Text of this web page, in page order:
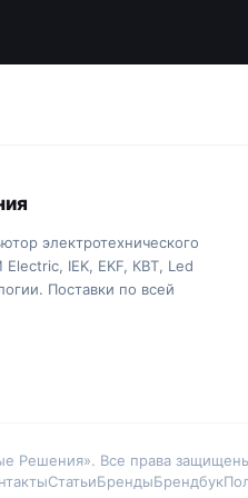
электротехнического
Electric, IEK, EKF, КВТ, Led
Поставки по всей
Решения». Все права
СтатьиБрендыБрендбук